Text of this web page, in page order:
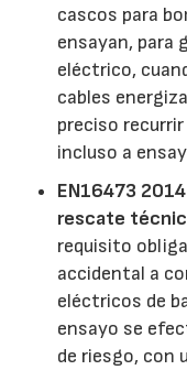
cascos para
ensayan, para
eléctrico,
cables
preciso
incluso a
EN16473
rescate
requisito
accidental a
eléctricos de
ensayo se
de riesgo, con